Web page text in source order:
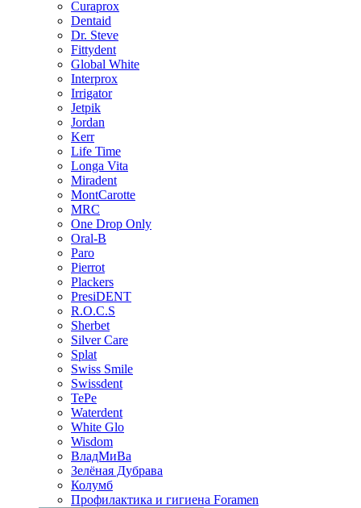
Curaprox
Dentaid
Dr. Steve
Fittydent
Global White
Interprox
Irrigator
Jetpik
Jordan
Kerr
Life Time
Longa Vita
Miradent
MontCarotte
MRC
One Drop Only
Oral-B
Paro
Pierrot
Plackers
PresiDENT
R.O.C.S
Sherbet
Silver Care
Splat
Swiss Smile
Swissdent
TePe
Waterdent
White Glo
Wisdom
ВладМиВа
Зелёная Дубрава
Колумб
Профилактика и гигиена Foramen